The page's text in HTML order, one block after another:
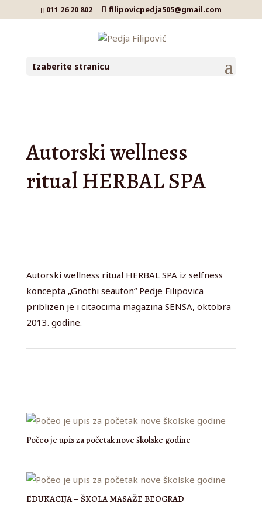
011 26 20 802 filipovicpedja505@gmail.com
Izaberite stranicu
Autorski wellness
ritual HERBAL SPA
Autorski wellness ritual HERBAL SPA iz selfness
koncepta „Gnothi seauton“ Pedje Filipovica
priblizen je i citaocima magazina SENSA, oktobra
2013. godine.
Počeo je upis za početak nove školske godine
EDUKACIJA – ŠKOLA MASAŽE BEOGRAD